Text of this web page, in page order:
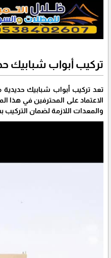
تركيب أبواب شبابيك
تعد تركيب أبواب شبابيك حديدية
الاعتماد على المحترفين في هذا
والمعدات اللازمة لضمان